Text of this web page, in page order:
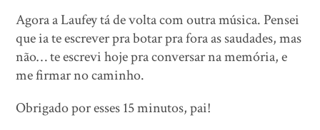
Agora a Laufey tá de volta com outra música. Pensei
que ia te escrever pra botar pra fora as saudades, mas
não… te escrevi hoje pra conversar na memória, e
me firmar no caminho.
Obrigado por esses 15 minutos, pai!